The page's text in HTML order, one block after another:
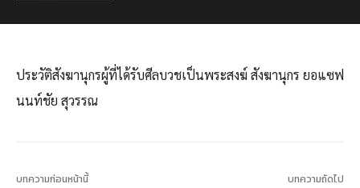
ประวัติสังฆานุกรผู้ที่ได้รับศีลบวชเป็นพระสงฆ์ สังฆานุกร ยอแซฟ
นนท์ชัย สุวรรณ
บทความก่อนหน้านี้ บทความถัดไป